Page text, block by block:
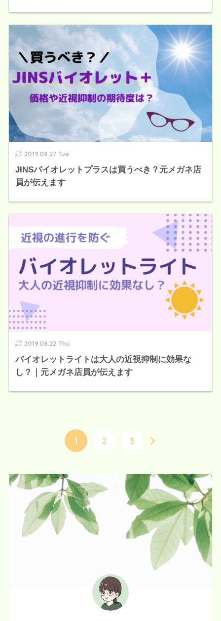
2019.08.27 Tue
JINSバイオレットプラスは買うべき？元メガネ店
員が伝えます
2019.08.22 Thu
バイオレットライトは大人の近視抑制に効果な
し？｜元メガネ店員が伝えます
1 2 3